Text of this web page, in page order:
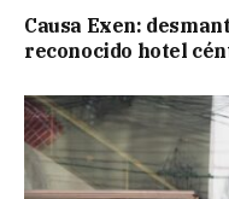
Causa Exen:
reconocido hotel